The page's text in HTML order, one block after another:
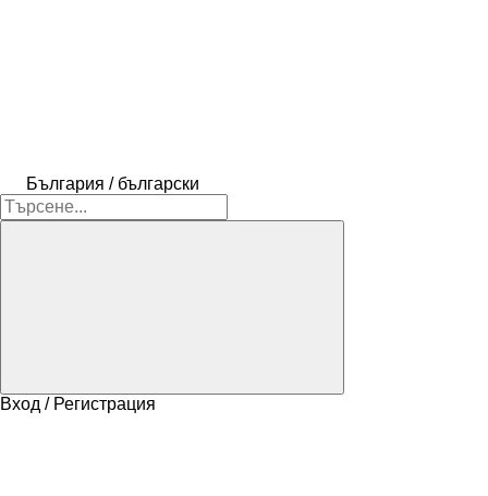
България / български
Вход / Регистрация